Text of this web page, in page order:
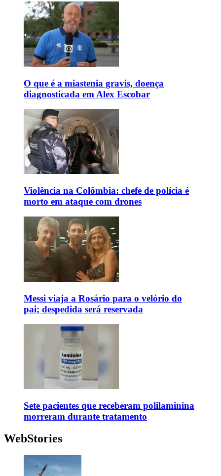
O que é a miastenia gravis, doença
diagnosticada em Alex Escobar
Violência na Colômbia: chefe de polícia é
morto em ataque com drones
Messi viaja a Rosário para o velório do
pai; despedida será reservada
Sete pacientes que receberam polilaminina
morreram durante tratamento
WebStories